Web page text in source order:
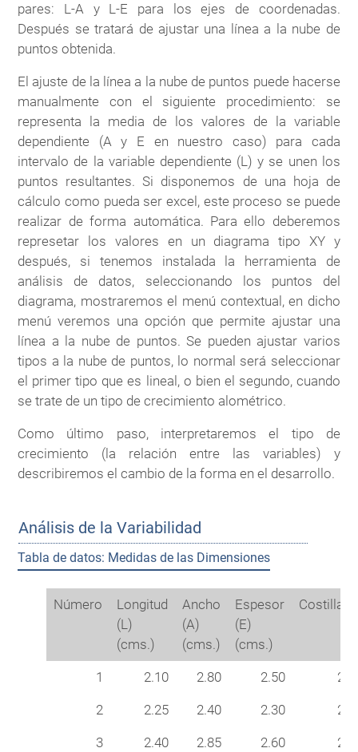
pares: L-A y L-E para los ejes de coordenadas.
Después se tratará de ajustar una línea a la nube de
puntos obtenida.
El ajuste de la línea a la nube de puntos puede hacerse
manualmente con el siguiente procedimiento: se
representa la media de los valores de la variable
dependiente (A y E en nuestro caso) para cada
intervalo de la variable dependiente (L) y se unen los
puntos resultantes. Si disponemos de una hoja de
cálculo como pueda ser excel, este proceso se puede
realizar de forma automática. Para ello deberemos
represetar los valores en un diagrama tipo XY y
después, si tenemos instalada la herramienta de
análisis de datos, seleccionando los puntos del
diagrama, mostraremos el menú contextual, en dicho
menú veremos una opción que permite ajustar una
línea a la nube de puntos. Se pueden ajustar varios
tipos a la nube de puntos, lo normal será seleccionar
el primer tipo que es lineal, o bien el segundo, cuando
se trate de un tipo de crecimiento alométrico.
Como último paso, interpretaremos el tipo de
crecimiento (la relación entre las variables) y
describiremos el cambio de la forma en el desarrollo.
Análisis de la Variabilidad
Tabla de datos: Medidas de las Dimensiones
Número
Longitud
(L)
(cms.)
Ancho
(A)
(cms.)
Espesor
(E)
(cms.)
Costillas
1 2.10 2.80 2.50 20
2 2.25 2.40 2.30 20
3 2.40 2.85 2.60 22